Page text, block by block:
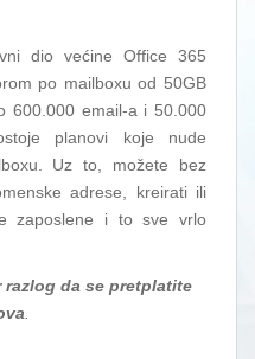
dio većine Office 365
po mailboxu od 50GB
600.000 email-a i 50.000
planovi koje nude
Uz to, možete bez
adrese, kreirati ili
zaposlene i to sve vrlo
da se pretplatite